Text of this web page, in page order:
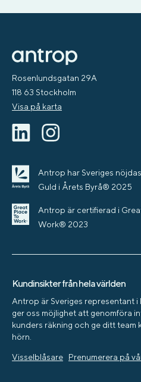
Rosenlundsgatan 29A
118 63 Stockholm
Visa på karta
Antrop har Sveriges
Guld i Årets Byrå® 2025
Antrop är certifierad i
Work® 2023
Kundinsikter från hela världen
Antrop är Sveriges representant
ger oss möjlighet att genomföra
kunders räkning och ge ditt team
hörn.
Visselblåsare Prenumerera på